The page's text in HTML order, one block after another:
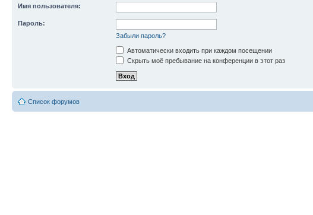
Имя пользователя:
Пароль:
Забыли пароль?
Автоматически входить при каждом посещении
Скрыть моё пребывание на конференции в этот раз
Список форумов